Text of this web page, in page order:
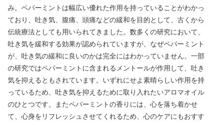
み。ペパーミントは幅広い優れた作用を持っていることがわかっ
ており、吐き気、腹痛、頭痛などの緩和を目的として、古くから
伝統療法としても用いられてきました。数多くの研究において、
吐き気を緩和する効果が認められていますが、なぜペパーミント
が、吐き気の緩和に良いのかは完全にはわかっていません。一部
の研究ではペパーミントに含まれるメントールが作用して、吐き
気を抑えるともされています。いずれにせよ素晴らしい作用を持
っているため、吐き気を抑えるために取り入れたいアロマオイル
のひとつです。またペパーミントの香りには、心を落ち着かせ
て、心身をリフレッシュさせてくれるため、心のケアにもおすす